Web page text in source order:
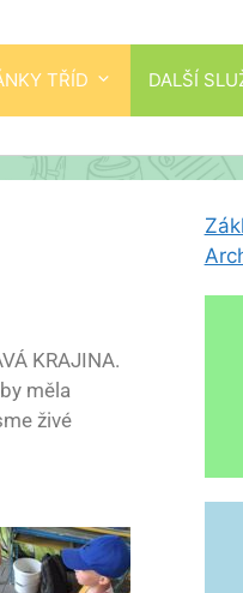
TŘÍD DALŠÍ
KRAJINA.
měla
živé